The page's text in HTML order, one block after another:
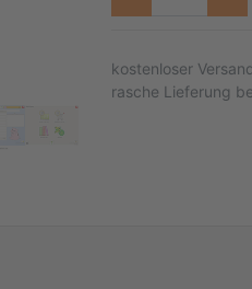
kostenloser
rasche Lieferung